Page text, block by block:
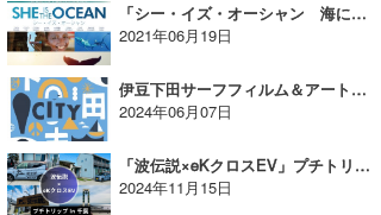
「シー・イズ・オーシャン 海に魅せられた9人の女性たち」9/17(金)よりロードショー！【AD】
2021年06月19日
伊豆下田サーフフィルム＆アートショー2024開催【AD】
2024年06月07日
「波伝説×eKクロスEV」プチトリップ in 千葉
2024年11月15日